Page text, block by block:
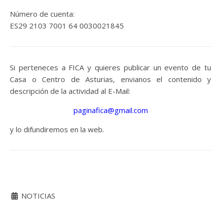
Número de cuenta:
ES29 2103 7001 64 0030021845
Si perteneces a FICA y quieres publicar un evento de tu
Casa o Centro de Asturias, envianos el contenido y
descripción de la actividad al E-Mail:
paginafica@gmail.com
y lo difundiremos en la web.
NOTICIAS